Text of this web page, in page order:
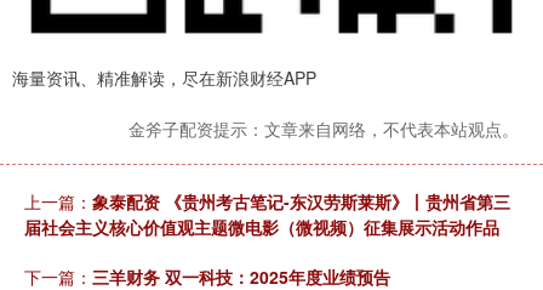
海量资讯、精准解读，尽在新浪财经APP
金斧子配资提示：文章来自网络，不代表本站观点。
上一篇： 象泰配资 《贵州考古笔记-东汉劳斯莱斯》丨贵州省第三
届社会主义核心价值观主题微电影（微视频）征集展示活动作品
下一篇： 三羊财务 双一科技：2025年度业绩预告